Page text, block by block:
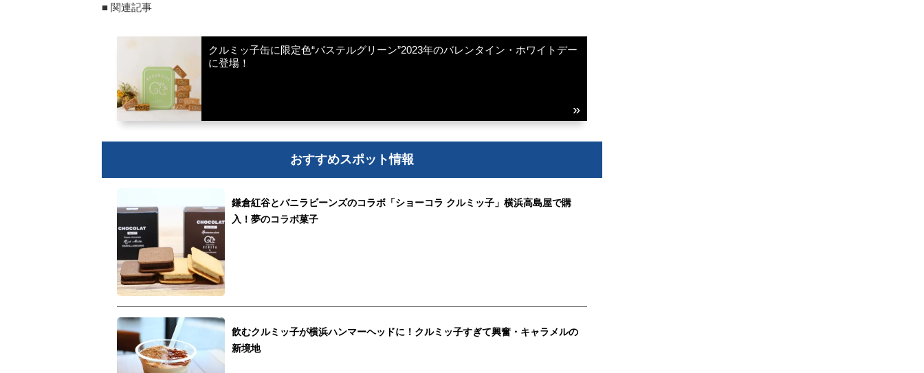
■ 関連記事
クルミッ子缶に限定色“パステルグリーン”2023年のバレンタイン・ホワイトデー
に登場！
おすすめスポット情報
鎌倉紅谷とバニラビーンズのコラボ「ショーコラ クルミッ子」横浜高島屋で購
入！夢のコラボ菓子
飲むクルミッ子が横浜ハンマーヘッドに！クルミッ子すぎて興奮・キャラメルの
新境地